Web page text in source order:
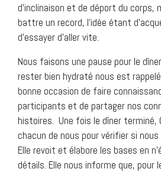
d’inclinaison et de déport du corps,
battre un record, l’idée étant
d’essayer d’aller vite.
Nous faisons une pause pour le
rester bien hydraté nous est
bonne occasion de faire
participants et de partager nos
histoires. Une fois le dîner terminé,
chacun de nous pour vérifier si
Elle revoit et élabore les bases en
détails. Elle nous informe que, pour